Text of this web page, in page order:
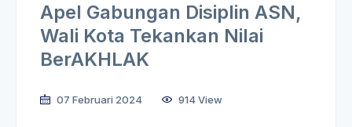
Apel Gabungan Disiplin ASN,
Wali Kota Tekankan Nilai
BerAKHLAK
07 Februari 2024 914 View